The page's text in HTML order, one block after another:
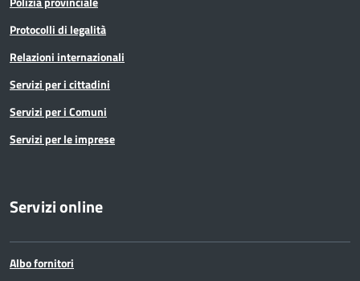
Protocolli di legalità
Relazioni internazionali
Servizi per i cittadini
Servizi per i Comuni
Servizi per le imprese
Servizi online
Albo fornitori